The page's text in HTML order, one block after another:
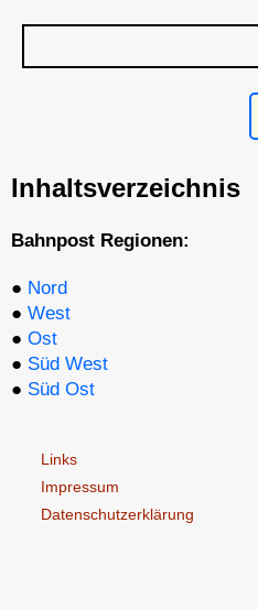
Inhaltsverzeichnis
Bahnpost Regionen:
● Nord
● West
● Ost
● Süd West
● Süd Ost
Links
Impressum
Datenschutzerklärung